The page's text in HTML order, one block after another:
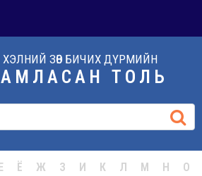
ЗӨВ БИЧИХ ДҮРМИЙН
ТОЛЬ
Е Ё Ж З И К Л М Н О